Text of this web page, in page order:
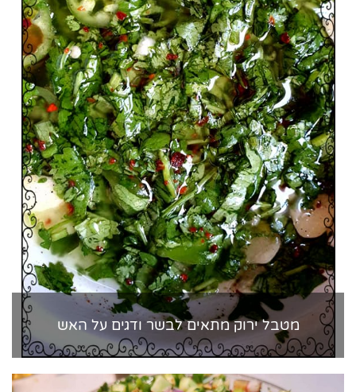
מטבל ירוק מתאים לבשר ודגים על האש